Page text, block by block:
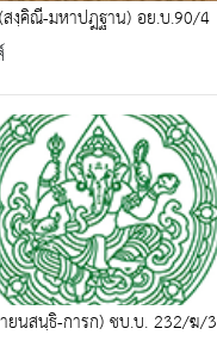
งฺคิณี-มหาปฎฐาน) อย.บ.90/4
ยนสนฺธิ-การก) ชบ.บ. 232/ฆ/3